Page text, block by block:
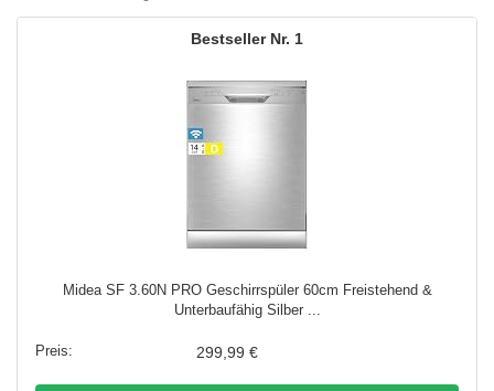
1
Midea SF 3.60N PRO Geschirrspüler 60cm Freistehend &
Unterbaufähig Silber ...
299,99 €